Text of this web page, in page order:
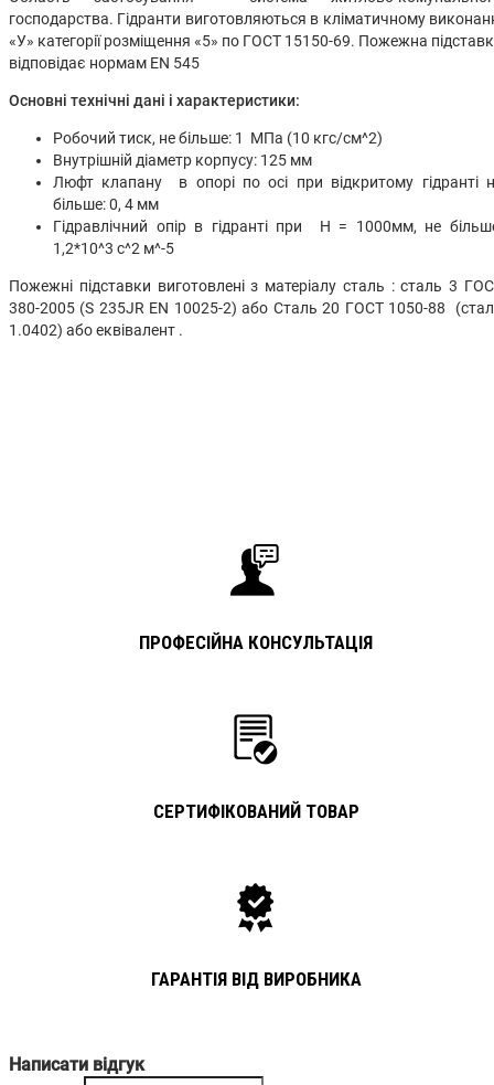
господарства. Гідранти виготовляються в кліматичному
«У» категорії розміщення «5» по ГОСТ 15150-69. Пожежна
відповідає нормам EN 545
Основні технічні дані і характеристики:
Робочий тиск, не більше: 1 МПа (10 кгс/см^2)
Внутрішній діаметр корпусу: 125 мм
Люфт клапану в опорі по осі при відкритому гідранті
більше: 0, 4 мм
Гідравлічний опір в гідранті при Н = 1000мм, не
1,2*10^3 с^2 м^-5
Пожежні підставки виготовлені з матеріалу сталь : сталь 3
380-2005 (S 235JR EN 10025-2) або Сталь 20 ГОСТ 1050-88
1.0402) або еквівалент .
ПРОФЕСІЙНА КОНСУЛЬТАЦІЯ
СЕРТИФІКОВАНИЙ ТОВАР
ГАРАНТІЯ ВІД ВИРОБНИКА
Написати відгук